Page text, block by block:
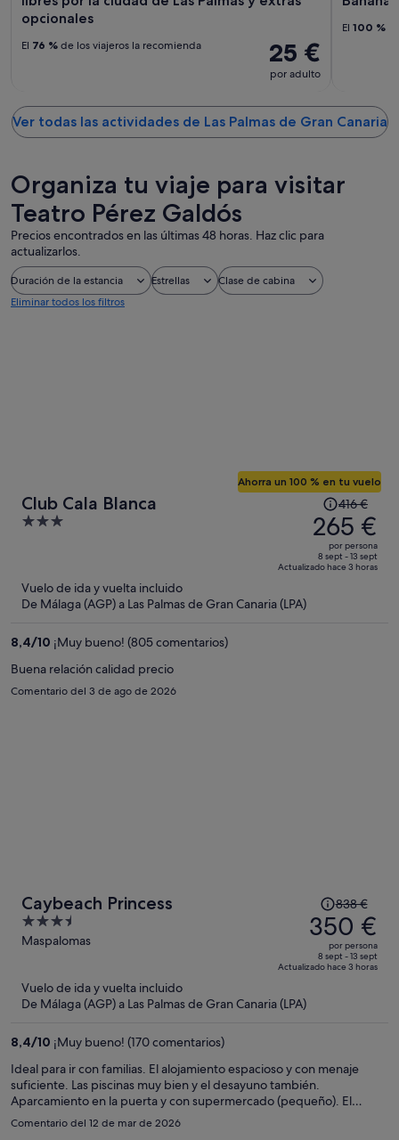
opcionales
25 €
por adulto
El 76 % de los viajeros la recomienda
El 100 %
Ver todas las actividades de Las Palmas de Gran Canaria
Organiza tu viaje para visitar
Teatro Pérez Galdós
Precios encontrados en las últimas 48 horas. Haz clic para
actualizarlos.
Duración de la estancia Estrellas
Clase de cabina
Eliminar todos los filtros
Club Cala Blanca
3
Ahorra un 100 % en tu vuelo
precio
era
de
416 €,
416 €
265 €
por persona
8 sept - 13 sept
Actualizado hace 3 horas
Vuelo de ida y vuelta incluido
De Málaga (AGP) a Las Palmas de Gran Canaria (LPA)
8,4/10 ¡Muy bueno! (805 comentarios)
Buena relación calidad precio
Comentario del 3 de ago de 2026
Caybeach Princess
3.5
out
Maspalomas
precio
era
de
838 €,
por
persona
838 €
350 €
por persona
8 sept - 13 sept
Actualizado hace 3 horas
Vuelo de ida y vuelta incluido
De Málaga (AGP) a Las Palmas de Gran Canaria (LPA)
8,4/10 ¡Muy bueno! (170 comentarios)
Ideal para ir con familias. El alojamiento espacioso y con menaje
suficiente. Las piscinas muy bien y el desayuno también.
Aparcamiento en la puerta y con supermercado (pequeño). El
personal muy amable.
Comentario del 12 de mar de 2026